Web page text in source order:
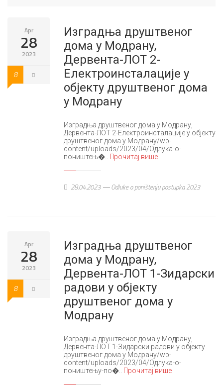
Apr
28
2023
8
Изградња друштвеног
дома у Модрану,
Дервента-ЛОТ 2-
Електроинсталације у
објекту друштвеног дома
у Модрану
Изградња друштвеног дома у Модрану,
Дервента-ЛОТ 2-Електроинсталације у објекту
друштвеног дома у Модрану/wp-
content/uploads/2023/04/Одлука-о-
поништењ�..
Прочитај више
28.04.2023 Odluke o poništenju postupka 2023
Apr
28
2023
8
Изградња друштвеног
дома у Модрану,
Дервента-ЛОТ 1-Зидарски
радови у објекту
друштвеног дома у
Модрану
Изградња друштвеног дома у Модрану,
Дервента-ЛОТ 1-Зидарски радови у објекту
друштвеног дома у Модрану/wp-
content/uploads/2023/04/Одлука-о-
поништењу-по�..
Прочитај више